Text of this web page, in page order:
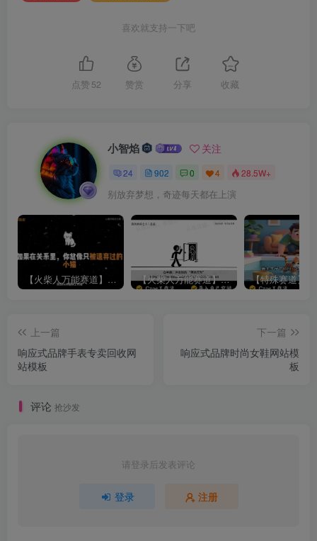
喜欢就支持一下吧
点赞 52 赞赏 分享 收藏
小智焰 关注
24 902 0 4 28.5W+
别放弃梦想，奇迹每天都在上演
【火柴人万能赛道】火柴人心理学插画讲解视频丨扣子工作流智能体搭建coze工作流 【火柴人万能赛道】火柴人心理学智能文案视频丨扣子工作流智能体搭建coze工作流
上一篇
响应式品牌手表专卖回收网
站模板
下一篇
响应式品牌时尚女鞋网站模
板
评论 抢沙发
请登录后发表评论
登录 注册